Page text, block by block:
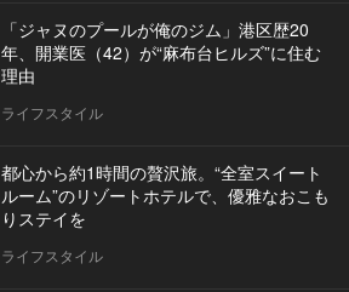
「ジャヌのプールが俺のジム」港区歴20
年、開業医（42）が“麻布台ヒルズ”に住む
理由
ライフスタイル
都心から約1時間の贅沢旅。“全室スイート
ルーム”のリゾートホテルで、優雅なおこも
りステイを
ライフスタイル